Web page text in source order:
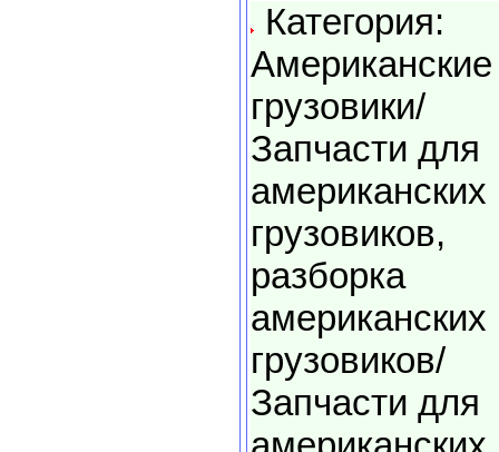
Категория:
Американские
грузовики/
Запчасти для
американских
грузовиков,
разборка
американских
грузовиков/
Запчасти для